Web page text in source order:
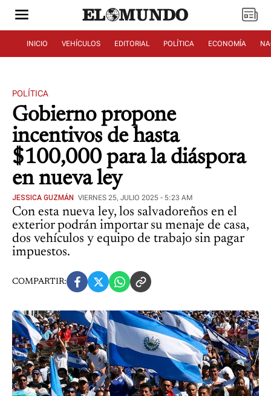
INICIO VEHÍCULOS EDITORIAL POLÍTICA ECONOMÍA
POLÍTICA
Gobierno propone
incentivos de hasta
$100,000 para la diáspora
en nueva ley
JESSICA GUZMÁN VIERNES 25, JULIO 2025 - 5:23 AM
Con esta nueva ley, los salvadoreños en el
exterior podrán importar su menaje de casa,
dos vehículos y equipo de trabajo sin pagar
impuestos.
COMPARTIR: